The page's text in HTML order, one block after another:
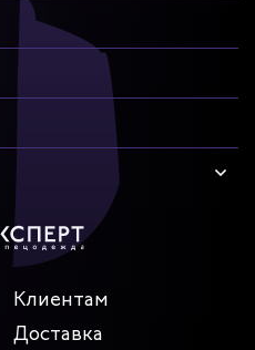
Клиентам
Доставка